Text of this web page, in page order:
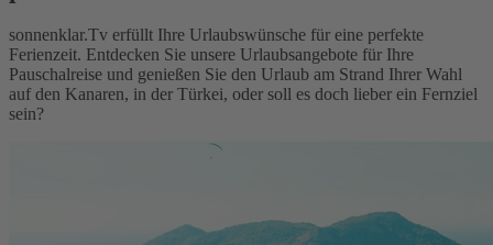
sonnenklar.Tv erfüllt Ihre Urlaubswünsche für eine perfekte
Ferienzeit. Entdecken Sie unsere Urlaubsangebote für Ihre
Pauschalreise und genießen Sie den Urlaub am Strand Ihrer Wahl
auf den Kanaren, in der Türkei, oder soll es doch lieber ein Fernziel
sein?